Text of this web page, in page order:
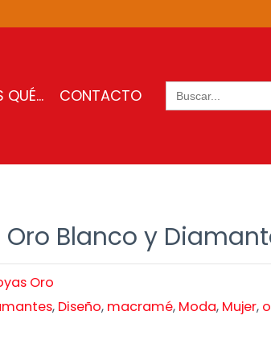
QUÉ… CONTACTO Buscar:
Oro Blanco y
Oro
, Diseño, macramé, Moda, Mujer,